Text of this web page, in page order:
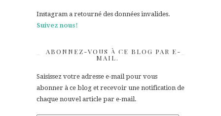
Instagram a retourné des données invalides.
Suivez nous!
ABONNEZ-VOUS À CE BLOG PAR E-
MAIL.
Saisissez votre adresse e-mail pour vous
abonner à ce blog et recevoir une notification de
chaque nouvel article par e-mail.